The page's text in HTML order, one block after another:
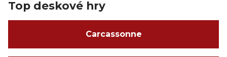
Top deskové hry
Carcassonne